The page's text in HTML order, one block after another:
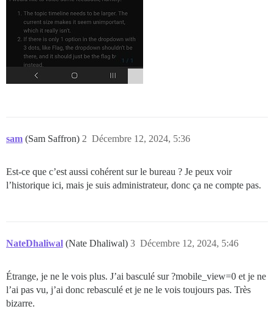
sam (Sam Saffron) Décembre 12, 2024, 5:36
2
Est-ce que c’est aussi cohérent sur le bureau ? Je peux voir
l’historique ici, mais je suis administrateur, donc ça ne compte pas.
NateDhaliwal (Nate Dhaliwal) Décembre 12, 2024, 5:46
3
Étrange, je ne le vois plus. J’ai basculé sur ?mobile_view=0 et je ne
l’ai pas vu, j’ai donc rebasculé et je ne le vois toujours pas. Très
bizarre.